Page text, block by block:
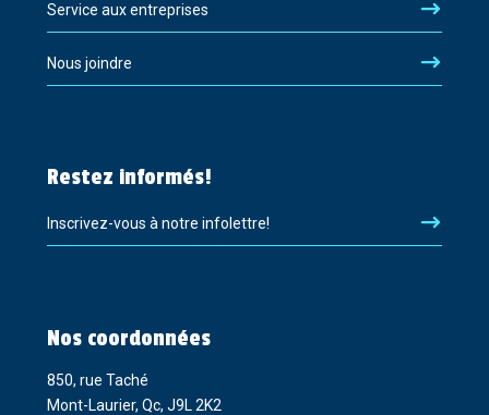
Service aux entreprises
Nous joindre
Restez informés!
Inscrivez-vous à notre infolettre!
Nos coordonnées
850, rue Taché
Mont-Laurier, Qc, J9L 2K2